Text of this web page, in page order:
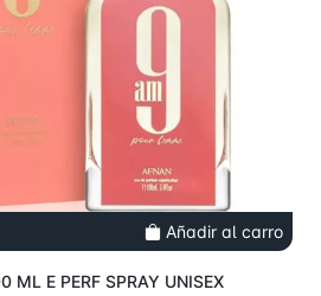
Añadir al carro
ML E PERF SPRAY UNISEX